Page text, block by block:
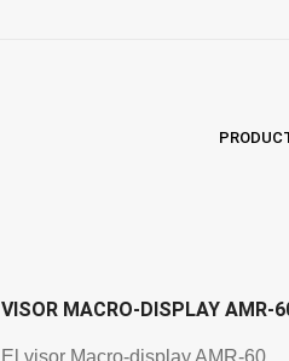
VISOR MACRO-DISPLAY AMR-
El visor Macro-display AMR-60